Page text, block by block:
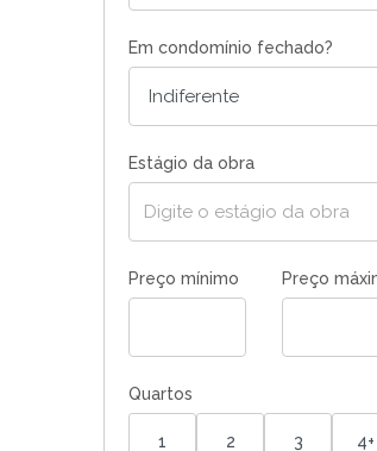
Em condomínio fechado?
Estágio da obra
Preço mínimo Preço
Quartos
1 2 3 4+